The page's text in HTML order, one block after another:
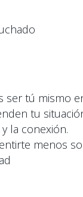
ser tú mismo
tu
la conexión.
menos